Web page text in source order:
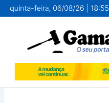
para
conteúdo
quinta-feira, 06/08/26 | 18:55